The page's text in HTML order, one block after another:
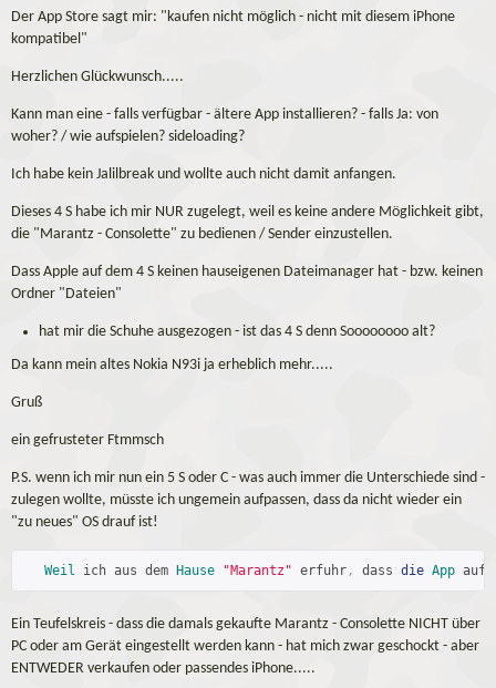
Der App Store sagt mir: "kaufen nicht möglich - nicht mit diesem iPhone
kompatibel"
Herzlichen Glückwunsch.....
Kann man eine - falls verfügbar - ältere App installieren? - falls Ja: von
woher? / wie aufspielen? sideloading?
Ich habe kein Jalilbreak und wollte auch nicht damit anfangen.
Dieses 4 S habe ich mir NUR zugelegt, weil es keine andere Möglichkeit gibt,
die "Marantz - Consolette" zu bedienen / Sender einzustellen.
Dass Apple auf dem 4 S keinen hauseigenen Dateimanager hat - bzw. keinen
Ordner "Dateien"
hat mir die Schuhe ausgezogen - ist das 4 S denn Soooooooo alt?
Da kann mein altes Nokia N93i ja erheblich mehr.....
Gruß
ein gefrusteter Ftmmsch
P.S. wenn ich mir nun ein 5 S oder C - was auch immer die Unterschiede sind -
zulegen wollte, müsste ich ungemein aufpassen, dass da nicht wieder ein
"zu neues" OS drauf ist!
Weil ich aus dem Hause "Marantz" erfuhr , dass die App auf
Ein Teufelskreis - dass die damals gekaufte Marantz - Consolette NICHT über
PC oder am Gerät eingestellt werden kann - hat mich zwar geschockt - aber
ENTWEDER verkaufen oder passendes iPhone.....